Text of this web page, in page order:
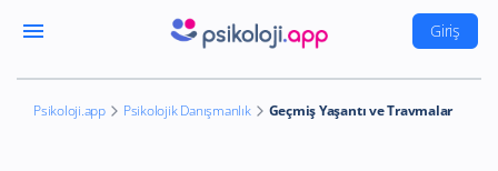
menu Giriş
Psikoloji.app Psikolojik Danışmanlık Geçmiş Yaşantı ve Travmalar